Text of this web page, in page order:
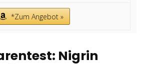
*Zum Angebot »
Nigrin